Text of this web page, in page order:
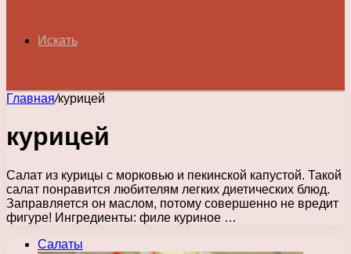
Искать
Главная/курицей
курицей
Салат из курицы с морковью и пекинской капустой. Такой
салат понравится любителям легких диетических блюд.
Заправляется он маслом, потому совершенно не вредит
фигуре! Ингредиенты: филе куриное …
Салаты